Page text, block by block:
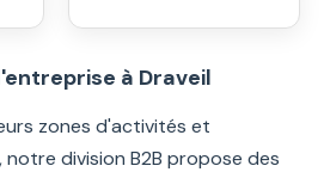
à Draveil
zones d'activités et
division B2B propose des